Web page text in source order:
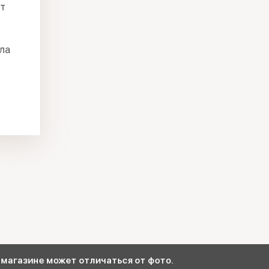
может отличаться от фото.